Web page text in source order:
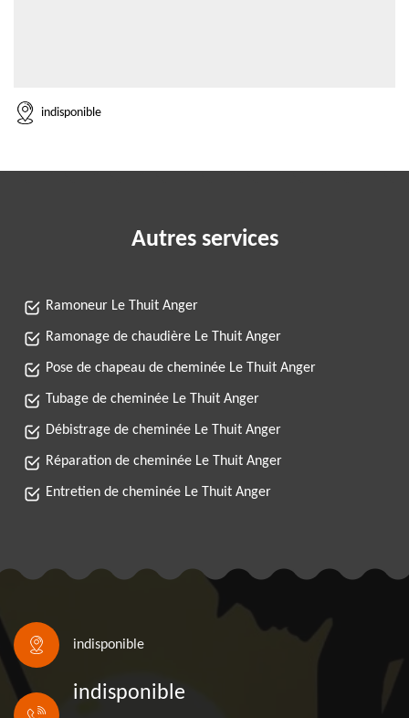
indisponible
Autres services
Ramoneur Le Thuit Anger
Ramonage de chaudière Le Thuit Anger
Pose de chapeau de cheminée Le Thuit Anger
Tubage de cheminée Le Thuit Anger
Débistrage de cheminée Le Thuit Anger
Réparation de cheminée Le Thuit Anger
Entretien de cheminée Le Thuit Anger
indisponible
indisponible